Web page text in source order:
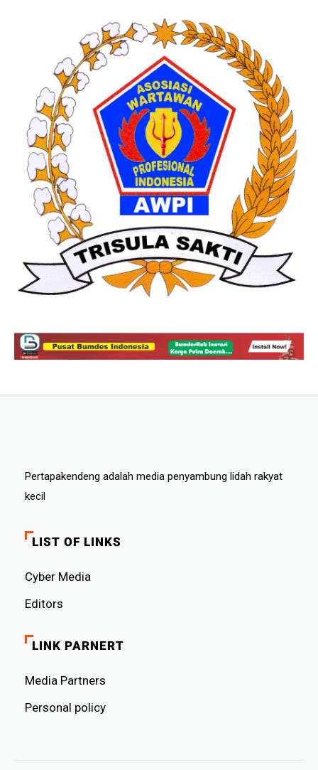
Pertapakendeng adalah media penyambung lidah rakyat
kecil
LIST OF LINKS
Cyber ​​Media
Editors
LINK PARNERT
Media Partners
Personal policy